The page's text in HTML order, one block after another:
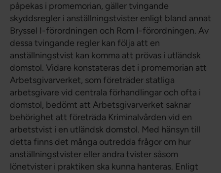
påpekas i promemorian, gäller tvingande
skyddsregler i anställningstvister enligt bland annat
Bryssel I-förordningen och Rom I-förordningen. Av
dessa tvingande regler kan följa att en
anställningstvist kan komma att prövas i utländsk
domstol. Vidare konstateras det i promemorian att
Arbetsgivarverket, som företräder statliga
arbetsgivare vid centrala förhandlingar och ofta i
domstol, bedömt att Arbetsgivarverket saknar
behörighet att företräda Kriminalvården vid en
arbetstvist i en utländsk domstol. Med hänsyn till
detta finns det många outredda frågor om hur
anställningstvister eller andra tvister såsom
lönetvister i praktiken ska kunna hanteras. Enligt